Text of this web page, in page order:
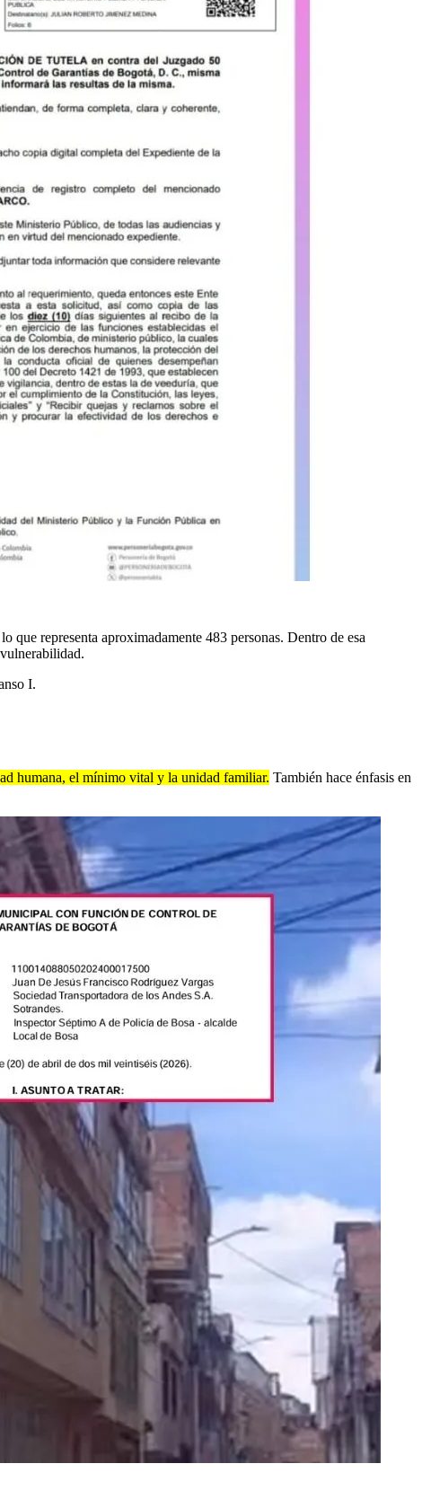
representa aproximadamente 483 personas. Dentro de esa
I.
humana, el mínimo vital y la unidad familiar. También hace énfasis en